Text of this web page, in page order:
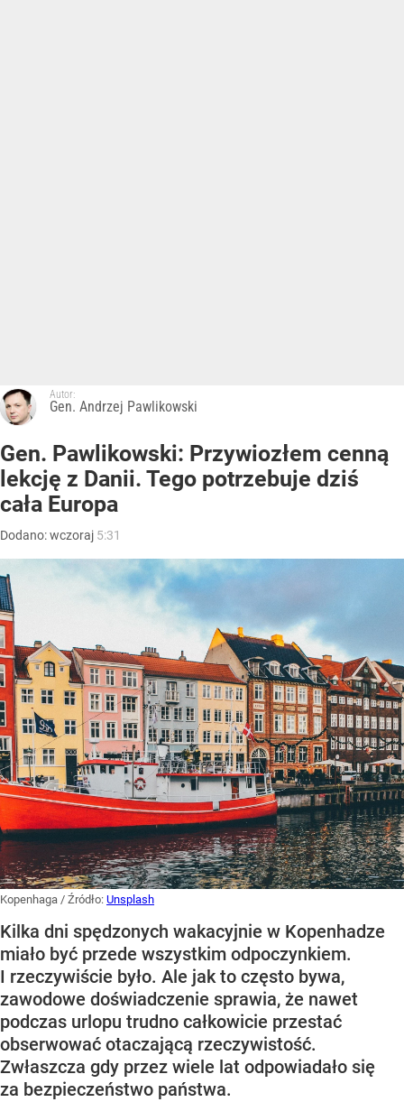
Autor:
Gen. Andrzej Pawlikowski
Gen. Pawlikowski: Przywiozłem cenną
lekcję z Danii. Tego potrzebuje dziś
cała Europa
Dodano:wczoraj 5:31
Kopenhaga / Źródło: Unsplash
Kilka dni spędzonych wakacyjnie w Kopenhadze
miało być przede wszystkim odpoczynkiem.
I rzeczywiście było. Ale jak to często bywa,
zawodowe doświadczenie sprawia, że nawet
podczas urlopu trudno całkowicie przestać
obserwować otaczającą rzeczywistość.
Zwłaszcza gdy przez wiele lat odpowiadało się
za bezpieczeństwo państwa.